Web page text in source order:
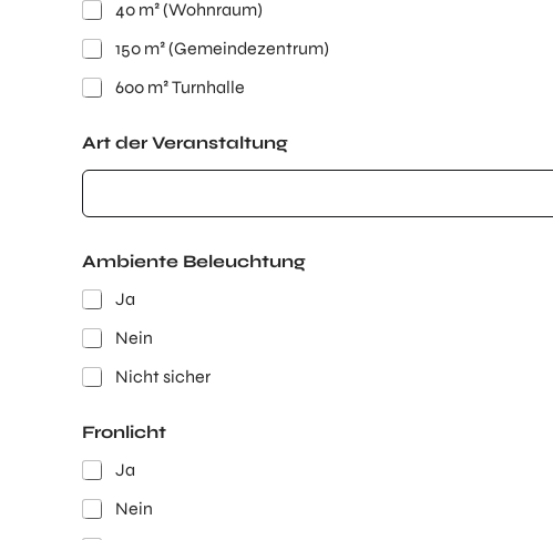
40 m² (Wohnraum)
150 m² (Gemeindezentrum)
600 m² Turnhalle
Art der Veranstaltung
Ambiente Beleuchtung
Ja
Nein
Nicht sicher
Fronlicht
Ja
Nein